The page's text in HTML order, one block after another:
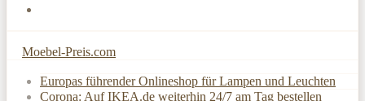
Moebel-Preis.com
Europas führender Onlineshop für Lampen und Leuchten
Corona: Auf IKEA.de weiterhin 24/7 am Tag bestellen